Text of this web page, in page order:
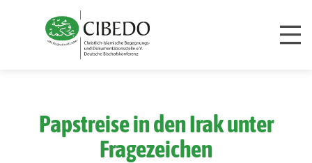
Papstreise in den Irak unter
Fragezeichen